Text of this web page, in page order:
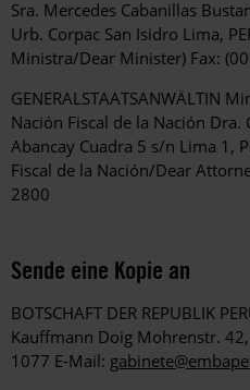
Sra. Mercedes Cabanillas
Urb. Corpac San Isidro Lima,
Ministra/Dear Minister) Fax:
GENERALSTAATSANWÄLTIN
Nación Fiscal de la Nación Dra.
Abancay Cuadra 5 s/n Lima 1,
Fiscal de la Nación/Dear
2800
Sende eine Kopie an
BOTSCHAFT DER REPUBLIK
Kauffmann Doig Mohrenstr.
1077 E-Mail: